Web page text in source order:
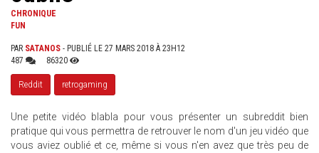
CHRONIQUE
FUN
PAR SATANOS - PUBLIÉ LE 27 MARS 2018 À 23H12
487
86320
Reddit retrogaming
Une petite vidéo blabla pour vous présenter un subreddit bien
pratique qui vous permettra de retrouver le nom d'un jeu vidéo que
vous aviez oublié et ce, même si vous n'en avez que très peu de